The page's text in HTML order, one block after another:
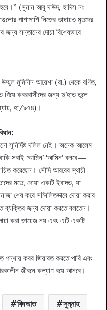
(সুনান আবু দাউদ, হাদিস নং
পাশাপাশি নিজের ভাষায়ও মৃতদের
জন্য সন্তানের দোয়া বিশেষভাবে
মুমিনীন আয়েশা (রা.) থেকে বর্ণিত,
কবরবাসীদের জন্য দু’হাত তুলে
হা/৯৭৪)।
সুনির্দিষ্ট দলিল নেই। অনেক আলেম
সবাই ‘আমিন’ ‘আমিন’ বলবে—
করেছেন। সৌদি আরবের স্থায়ী
মতে, দোয়া একটি ইবাদত, যা
শেষ করে সম্মিলিতভাবে দোয়া করার
ব্যক্তির জন্য দোয়া করতে বলতেন।
করা জায়েজ নয় এবং এটি একটি
কবর জিয়ারত করতে পারি এবং
জীবনে কল্যাণ বয়ে আনবে।
বিদআত সুন্নাহ